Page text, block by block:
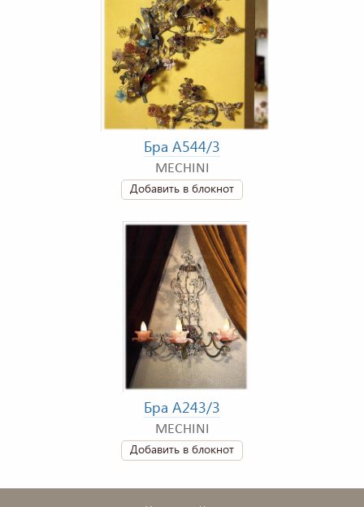
Бра A544/3
MECHINI
Добавить в блокнот
Бра A243/3
MECHINI
Добавить в блокнот